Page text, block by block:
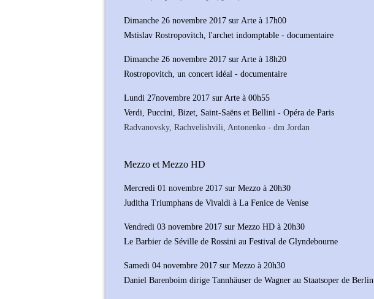
Dimanche 26 novembre 2017 sur Arte à 17h00
Mstislav Rostropovitch, l'archet indomptable - documentaire
Dimanche 26 novembre 2017 sur Arte à 18h20
Rostropovitch, un concert idéal - documentaire
Lundi 27novembre 2017 sur Arte à 00h55
Verdi, Puccini, Bizet, Saint-Saëns et Bellini - Opéra de Paris
Radvanovsky, Rachvelishvili, Antonenko - dm Jordan
Mezzo et Mezzo HD
Mercredi 01 novembre 2017 sur Mezzo à 20h30
Juditha Triumphans de Vivaldi à La Fenice de Venise
Vendredi 03 novembre 2017 sur Mezzo HD à 20h30
Le Barbier de Séville de Rossini au Festival de Glyndebourne
Samedi 04 novembre 2017 sur Mezzo à 20h30
Daniel Barenboim dirige Tannhäuser de Wagner au Staatsoper de Berlin